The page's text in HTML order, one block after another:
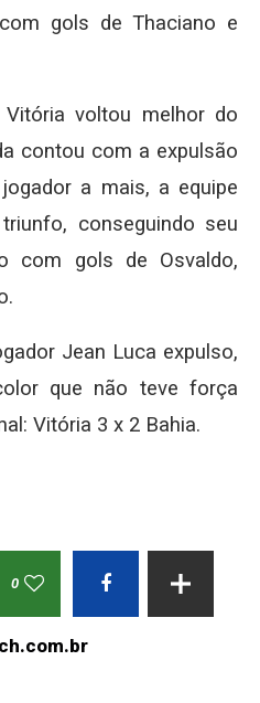
gols de Thaciano e
voltou melhor do
contou com a expulsão
a mais, a equipe
conseguindo seu
com gols de Osvaldo,
Jean Luca expulso,
que não teve força
Vitória 3 x 2 Bahia.
0